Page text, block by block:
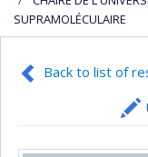
SUPRAMOLÉCULAIRE
Back to list of